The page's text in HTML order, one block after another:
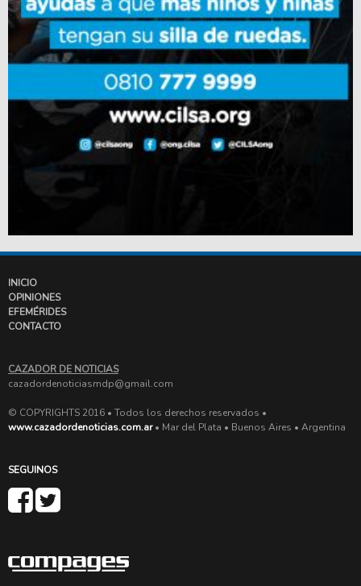
INICIO
OPINIONES
EFEMÉRIDES
CONTACTO
CAZADOR DE NOTICIAS
cazadordenoticiasmdp@gmail.com
© COPYRIGHTS 2016 • Todos los derechos reservados •
www.cazadordenoticias.com.ar• Mar del Plata • Buenos Aires • Argentina
SEGUINOS